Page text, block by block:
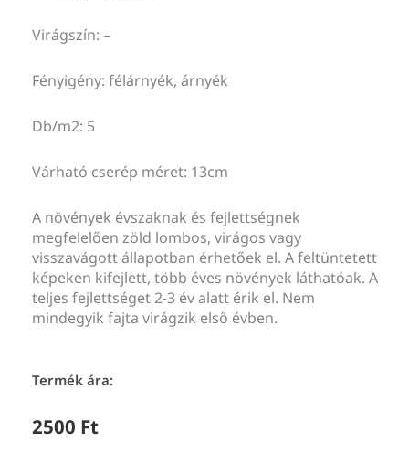
Virágszín: –
Fényigény: félárnyék, árnyék
Db/m2: 5
Várható cserép méret: 13cm
A növények évszaknak és fejlettségnek
megfelelően zöld lombos, virágos vagy
visszavágott állapotban érhetőek el. A feltüntetett
képeken kifejlett, több éves növények láthatóak. A
teljes fejlettséget 2-3 év alatt érik el. Nem
mindegyik fajta virágzik első évben.
Termék ára:
2500 Ft